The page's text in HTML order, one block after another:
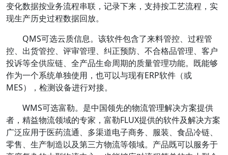
变化数据按业务流程串联，记录下来，支持按工艺流程，实
现生产历史过程数据回放。
QMS可选云质信息。该软件包含了来料管控、过程管
控、出货管控、评审管理、纠正预防、不合格品管理、客户
投诉等全供应链、全产品生命周期的质量管理功能。既能够
作为一个系统单独使用，也可以与现有ERP软件（或
MES），检测设备进行对接。
WMS可选富勒。是中国领先的物流管理解决方案提供
者，精益物流领域的专家，富勒FLUX提供的软件及解决方案
广泛应用于医药流通、多渠道电子商务、服装、食品冷链、
零售、生产制造以及第三方物流等领域。产品既可以服务于